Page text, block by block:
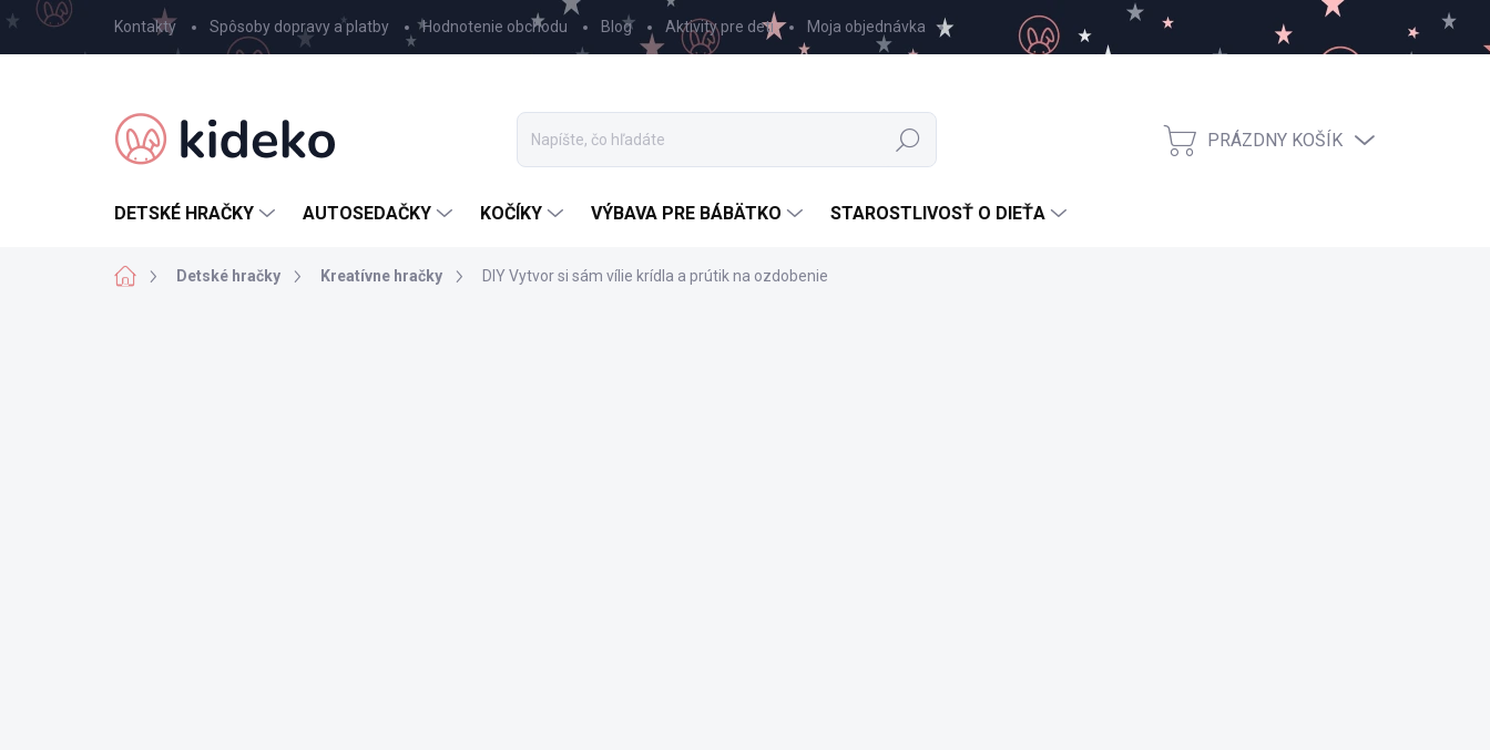
Prejsť
na
obsah
Kontakty Spôsoby dopravy a platby Hodnotenie obchodu Blog Aktivity pre deti Moja objednávka
Hľadať
NÁKUPNÝ
PRÁZDNY KOŠÍK
DETSKÉ HRAČKY AUTOSEDAČKY KOČÍKY VÝBAVA PRE BÁBÄTKO STAROSTLIVOSŤ O DIEŤA
DomovDetské hračky Kreatívne hračky DIY Vytvor si sám vílie krídla a prútik na ozdobenie